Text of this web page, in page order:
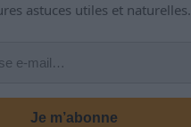
astuces utiles et naturelles.
Je m’abonne